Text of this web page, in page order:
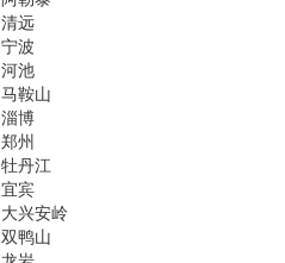
清远
宁波
河池
马鞍山
淄博
郑州
牡丹江
宜宾
大兴安岭
双鸭山